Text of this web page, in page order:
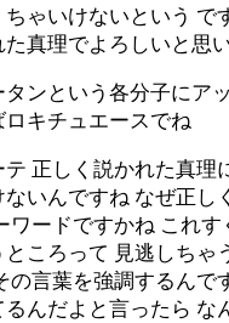
ゃいけないという で
真理でよろしいと思
ンという各分子にア
キチュエースでね
正しく説かれた真理
ないんですね なぜ正し
ワードですかね これす
ところって 見逃しちゃ
の言葉を強調するんで
んだよと言ったら な